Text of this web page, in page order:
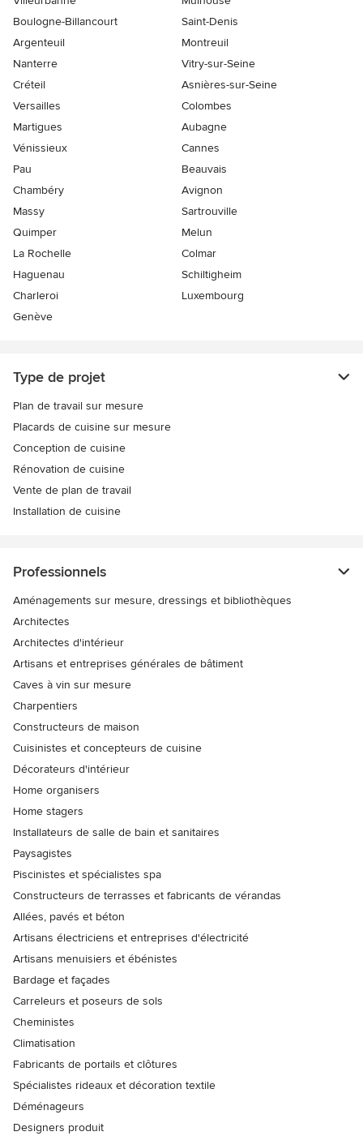
Boulogne-Billancourt
Saint-Denis
Argenteuil
Montreuil
Nanterre
Vitry-sur-Seine
Créteil
Asnières-sur-Seine
Versailles
Colombes
Martigues
Aubagne
Vénissieux
Cannes
Pau
Beauvais
Chambéry
Avignon
Massy
Sartrouville
Quimper
Melun
La Rochelle
Colmar
Haguenau
Schiltigheim
Charleroi
Luxembourg
Genève
Type de projet
Plan de travail sur mesure
Placards de cuisine sur mesure
Conception de cuisine
Rénovation de cuisine
Vente de plan de travail
Installation de cuisine
Professionnels
Aménagements sur mesure, dressings et bibliothèques
Architectes
Architectes d'intérieur
Artisans et entreprises générales de bâtiment
Caves à vin sur mesure
Charpentiers
Constructeurs de maison
Cuisinistes et concepteurs de cuisine
Décorateurs d'intérieur
Home organisers
Home stagers
Installateurs de salle de bain et sanitaires
Paysagistes
Piscinistes et spécialistes spa
Constructeurs de terrasses et fabricants de vérandas
Allées, pavés et béton
Artisans électriciens et entreprises d'électricité
Artisans menuisiers et ébénistes
Bardage et façades
Carreleurs et poseurs de sols
Cheministes
Climatisation
Fabricants de portails et clôtures
Spécialistes rideaux et décoration textile
Déménageurs
Designers produit